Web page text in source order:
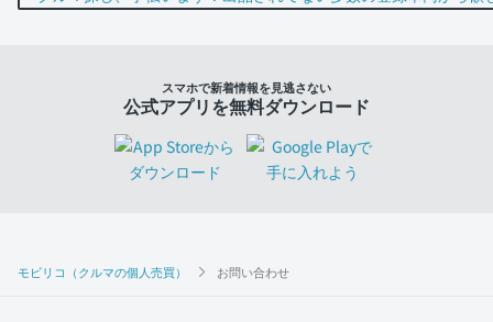
モビリコ（クルマの個人売買） お問い合わせ
スマホで新着情報を見逃さない
公式アプリを無料ダウンロード